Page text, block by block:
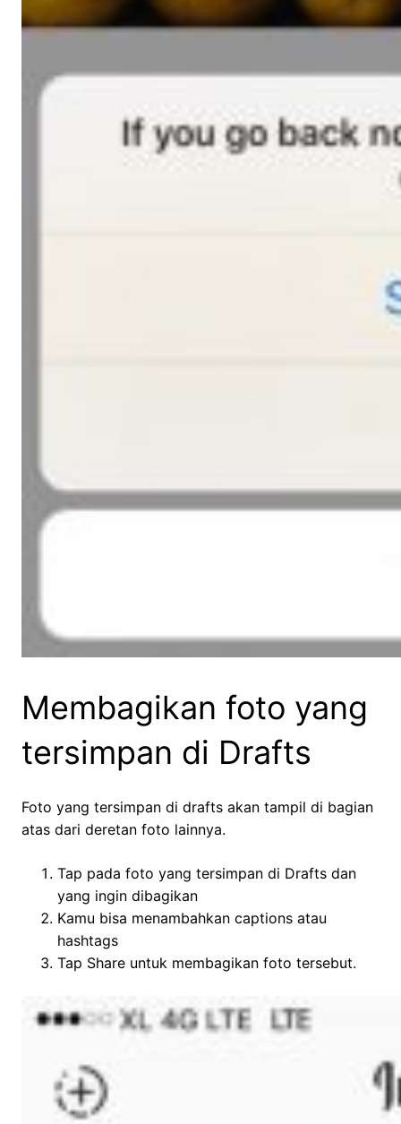
Membagikan foto yang
tersimpan di Drafts
Foto yang tersimpan di drafts akan tampil di bagian
atas dari deretan foto lainnya.
Tap pada foto yang tersimpan di Drafts dan
yang ingin dibagikan
Kamu bisa menambahkan captions atau
hashtags
Tap Share untuk membagikan foto tersebut.